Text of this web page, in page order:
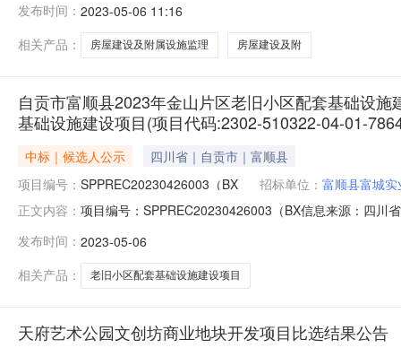
路8号(五洲广场东侧)开标时间2023-05-0510:59开标记
发布时间： 2023-05-06 11:16
相关产品：
房屋建设及附属设施监理 房屋建设及附
自贡市富顺县2023年金山片区老旧小区配套基础设
基础设施建设项目(项目代码:2302-510322-04-01-
中标｜候选人公示
四川省｜自贡市｜富顺县
项目编号： SPPREC20230426003（BX 招标单位： 富顺县富城
正文内容： 项目编号：SPPREC20230426003（BX信息来源：四川
来源：四川省公共资源电子招投标交易平台___自贡市
发布时间： 2023-05-06
相关产品：
老旧小区配套基础设施建设项目
天府艺术公园文创坊商业地块开发项目比选结果公告